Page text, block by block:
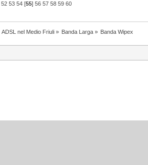
52 53 54 [55]56 57 58 59 60
ADSL nel Medio Friuli» Banda Larga» Banda Wipex